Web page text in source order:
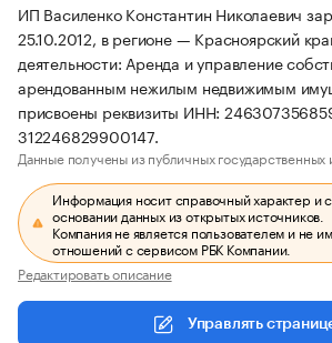
ИП Василенко Константин Николаевич
25.10.2012, в регионе — Красноярский
деятельности: Аренда и управление
арендованным нежилым недвижимым
присвоены реквизиты ИНН:
312246829900147.
Данные получены из публичных государственных
Информация носит справочный характер и
основании данных из открытых источников.
Компания не является пользователем и не
отношений с сервисом РБК Компании.
Редактировать описание
Управлять